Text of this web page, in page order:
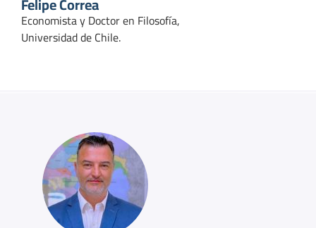
Economista y Doctor en Filosofía,
Universidad de Chile.